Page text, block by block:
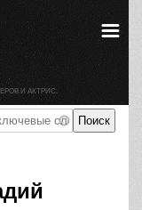
И АКТРИС.